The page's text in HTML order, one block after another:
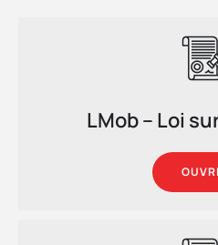
LMob – Loi